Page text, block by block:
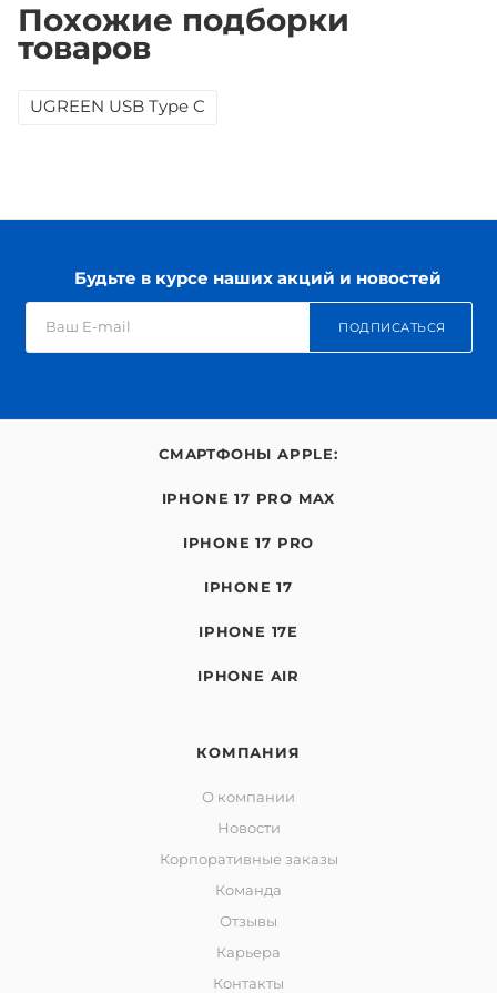
Похожие подборки
товаров
UGREEN USB Type C
Будьте в курсе наших акций и новостей
ПОДПИСАТЬСЯ
СМАРТФОНЫ APPLE:
IPHONE 17 PRO MAX
IPHONE 17 PRO
IPHONE 17
IPHONE 17E
IPHONE AIR
КОМПАНИЯ
О компании
Новости
Корпоративные заказы
Команда
Отзывы
Карьера
Контакты